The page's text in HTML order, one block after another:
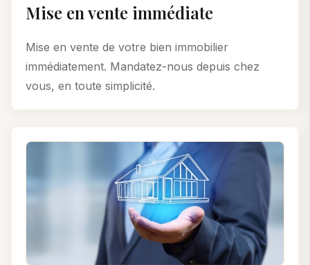
Mise en vente immédiate
Mise en vente de votre bien immobilier
immédiatement. Mandatez-nous depuis chez
vous, en toute simplicité.